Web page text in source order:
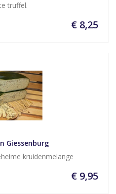
truffel.
€ 8,25
Giessenburg
kruidenmelange
€ 9,95